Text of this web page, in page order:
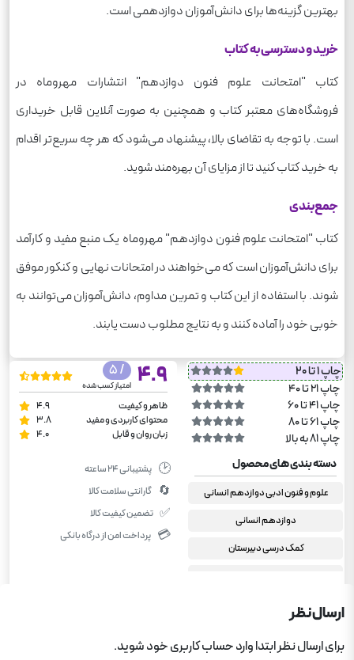
بهترین گزینه‌ها برای دانش‌آموزان دوازدهمی است.
خرید و دسترسی به کتاب
کتاب "امتحانت علوم فنون دوازدهم" انتشارات مهروماه در
فروشگاه‌های معتبر کتاب و همچنین به صورت آنلاین قابل خریداری
است. با توجه به تقاضای بالا، پیشنهاد می‌شود که هر چه سریع‌تر اقدام
به خرید کتاب کنید تا از مزایای آن بهره‌مند شوید.
جمع‌بندی
کتاب "امتحانت علوم فنون دوازدهم" مهروماه یک منبع مفید و کارآمد
برای دانش‌آموزان است که می‌خواهند در امتحانات نهایی و کنکور موفق
شوند. با استفاده از این کتاب و تمرین مداوم، دانش‌آموزان می‌توانند به
خوبی خود را آماده کنند و به نتایج مطلوب دست یابند.
چاپ 1 تا 20
چاپ 21 تا 40
چاپ 41 تا 60
چاپ 61 تا 80
چاپ 81 به بالا
4.9
/ 5
امتیاز کسب شده
ظاهر و کیفیت
4.9
محتوای کاربردی و مفید
3.8
زبان روان و قابل
4.0
دسته بندی های محصول
علوم و فنون ادبی دوازدهم انسانی
دوازدهم انسانی
کمک درسی دبیرستان
🕑 پشتیبانی ۲۴ ساعته
🔄 گارانتی سلامت کالا
✅ تضمین کیفیت کالا
💳 پرداخت امن از درگاه بانکی
ارسال نظر
برای ارسال نظر ابتدا وارد حساب کاربری خود شوید.